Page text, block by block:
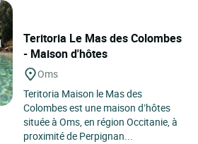
Teritoria Le Mas des Colombes
- Maison d'hôtes
Oms
Teritoria Maison le Mas des
Colombes est une maison d’hôtes
située à Oms, en région Occitanie, à
proximité de Perpignan...